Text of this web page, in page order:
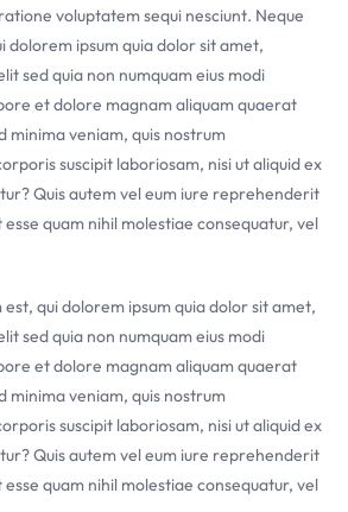
voluptatem sequi nesciunt. Neque
dolorem ipsum quia dolor sit amet,
sed quia non numquam eius modi
et dolore magnam aliquam quaerat
minima veniam, quis nostrum
suscipit laboriosam, nisi ut aliquid ex
Quis autem vel eum iure reprehenderit
quam nihil molestiae consequatur, vel
qui dolorem ipsum quia dolor sit amet,
sed quia non numquam eius modi
et dolore magnam aliquam quaerat
minima veniam, quis nostrum
suscipit laboriosam, nisi ut aliquid ex
Quis autem vel eum iure reprehenderit
quam nihil molestiae consequatur, vel